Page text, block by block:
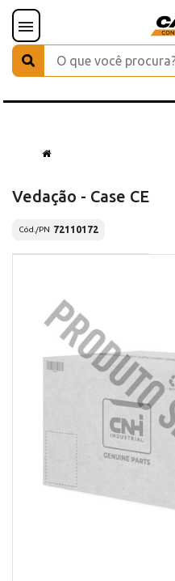
Vedação - Case CE
Cód./PN 72110172